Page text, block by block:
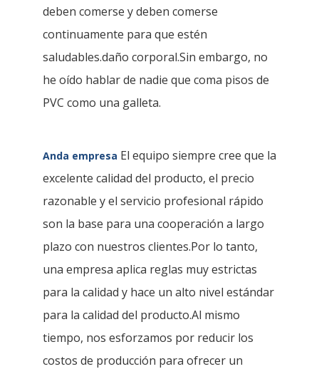
deben comerse y deben comerse
continuamente para que estén
saludables.daño corporal.Sin embargo, no
he oído hablar de nadie que coma pisos de
PVC como una galleta.
Anda empresa El equipo siempre cree que la
excelente calidad del producto, el precio
razonable y el servicio profesional rápido
son la base para una cooperación a largo
plazo con nuestros clientes.Por lo tanto,
una empresa aplica reglas muy estrictas
para la calidad y hace un alto nivel estándar
para la calidad del producto.Al mismo
tiempo, nos esforzamos por reducir los
costos de producción para ofrecer un